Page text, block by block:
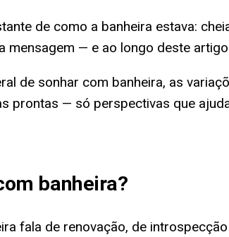
de como a banheira estava:
mensagem — e ao longo deste
de sonhar com banheira, as
prontas — só perspectivas que
banheira?
fala de renovação, de